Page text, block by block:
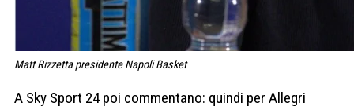
Matt Rizzetta presidente Napoli Basket
A Sky Sport 24 poi commentano: quindi per Allegri